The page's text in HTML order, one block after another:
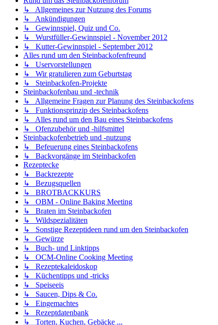
↳ Allgemeines zur Nutzung des Forums
↳ Ankündigungen
↳ Gewinnspiel, Quiz und Co.
↳ Wurstfüller-Gewinnspiel - November 2012
↳ Kutter-Gewinnspiel - September 2012
Alles rund um den Steinbackofenfreund
↳ Uservorstellungen
↳ Wir gratulieren zum Geburtstag
↳ Steinbackofen-Projekte
Steinbackofenbau und -technik
↳ Allgemeine Fragen zur Planung des Steinbackofens
↳ Funktionsprinzip des Steinbackofens
↳ Alles rund um den Bau eines Steinbackofens
↳ Ofenzubehör und -hilfsmittel
Steinbackofenbetrieb und -nutzung
↳ Befeuerung eines Steinbackofens
↳ Backvorgänge im Steinbackofen
Rezeptecke
↳ Backrezepte
↳ Bezugsquellen
↳ BROTBACKKURS
↳ OBM - Online Baking Meeting
↳ Braten im Steinbackofen
↳ Wildspezialitäten
↳ Sonstige Rezeptideen rund um den Steinbackofen
↳ Gewürze
↳ Buch- und Linktipps
↳ OCM-Online Cooking Meeting
↳ Rezeptekaleidoskop
↳ Küchentipps und -tricks
↳ Speiseeis
↳ Saucen, Dips & Co.
↳ Eingemachtes
↳ Rezeptdatenbank
↳ Torten, Kuchen, Gebäcke ...